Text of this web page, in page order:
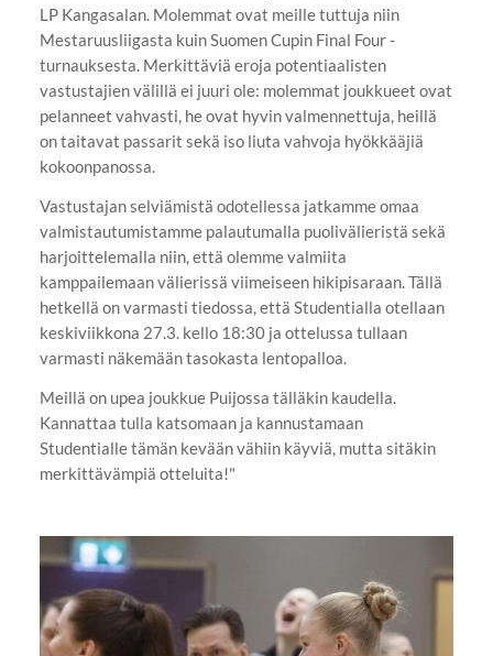
LP Kangasalan. Molemmat ovat meille tuttuja niin
Mestaruusliigasta kuin Suomen Cupin Final Four -
turnauksesta. Merkittäviä eroja potentiaalisten
vastustajien välillä ei juuri ole: molemmat joukkueet ovat
pelanneet vahvasti, he ovat hyvin valmennettuja, heillä
on taitavat passarit sekä iso liuta vahvoja hyökkääjiä
kokoonpanossa.
Vastustajan selviämistä odotellessa jatkamme omaa
valmistautumistamme palautumalla puolivälieristä sekä
harjoittelemalla niin, että olemme valmiita
kamppailemaan välierissä viimeiseen hikipisaraan. Tällä
hetkellä on varmasti tiedossa, että Studentialla otellaan
keskiviikkona 27.3. kello 18:30 ja ottelussa tullaan
varmasti näkemään tasokasta lentopalloa.
Meillä on upea joukkue Puijossa tälläkin kaudella.
Kannattaa tulla katsomaan ja kannustamaan
Studentialle tämän kevään vähiin käyviä, mutta sitäkin
merkittävämpiä otteluita!"